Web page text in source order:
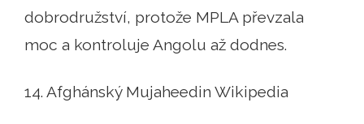
dobrodružství, protože MPLA převzala
moc a kontroluje Angolu až dodnes.
14. Afghánský Mujaheedin Wikipedia